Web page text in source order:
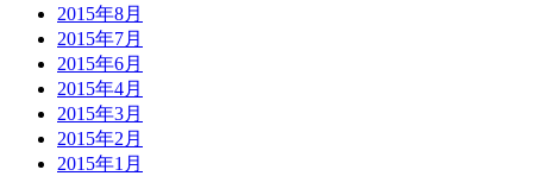
2015年8月
2015年7月
2015年6月
2015年4月
2015年3月
2015年2月
2015年1月